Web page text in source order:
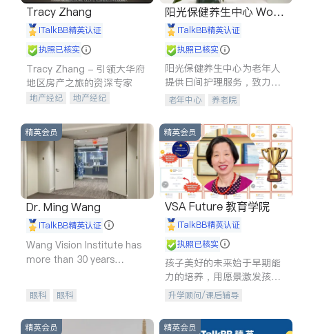
Tracy Zhang
iTalkBB精英认证
执照已核实
Tracy Zhang - 引领大华府
地区房产之旅的资深专家
地产经纪
地产经纪
商铺租售
开发商建商
阳光保健养生中心 World
shine
iTalkBB精英认证
执照已核实
阳光保健养生中心为老年人
提供日间护理服务，致力于
通过持续的护理创新来有效
老年中心 养老院
精英会员
Dr. Ming Wang
iTalkBB精英认证
Wang Vision Institute has
more than 30 years
眼科 眼科
精英会员
VSA Future 教育学院
iTalkBB精英认证
执照已核实
孩子美好的未来始于早期能
力的培养，用愿景激发孩子
的学习潜力和动力。理念：
拥有成长型心态是成功的基
石。
升学顾问/课后辅导
精英会员 精英会员